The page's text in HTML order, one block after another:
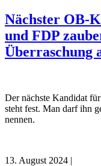
Nächster OB-
und FDP
Überraschung
Der nächste Kandidat
steht fest. Man darf ihn
nennen.
13. August 2024 |